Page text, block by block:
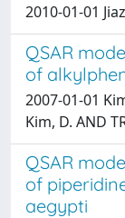
2010-01-01
QSAR
of
2007-01-01
Kim, D. AND
QSAR
of
aegypti